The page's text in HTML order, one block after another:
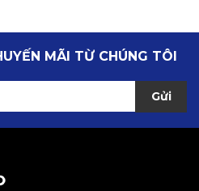
MÃI TỪ CHÚNG TÔI
Gửi